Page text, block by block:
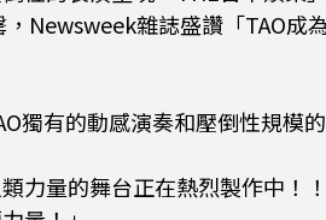
Newsweek雜誌盛讚「TAO成
獨有的動感演奏和壓倒性規模
力量的舞台正在熱烈製作中！！